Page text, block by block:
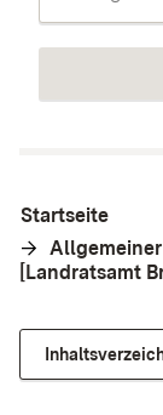
Startseite
[Landratsamt